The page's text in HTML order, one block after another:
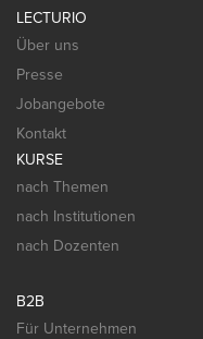
LECTURIO
Über uns
Presse
Jobangebote
Kontakt
KURSE
nach Themen
nach Institutionen
nach Dozenten
B2B
Für Unternehmen